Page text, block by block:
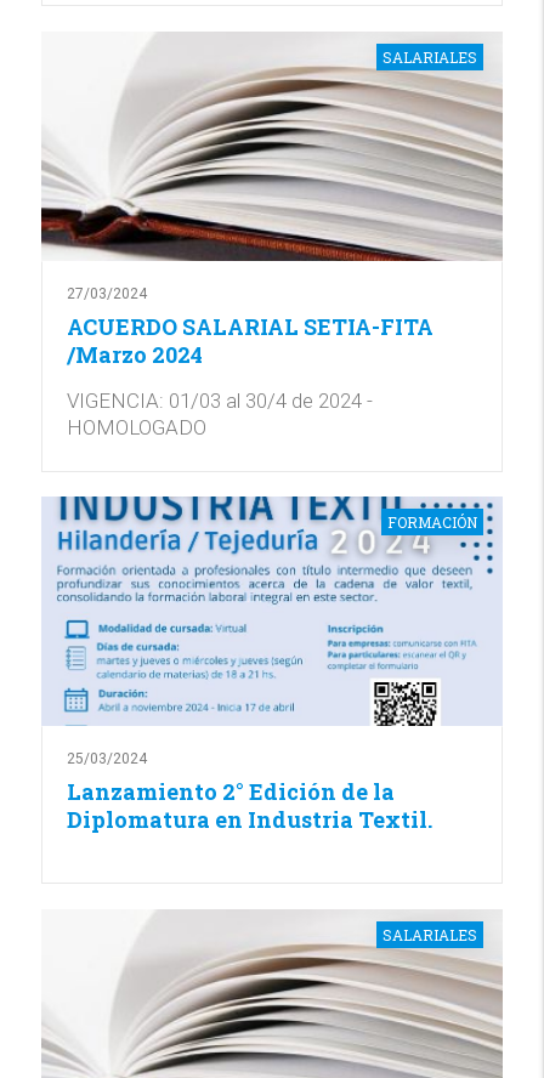
SALARIALES
27/03/2024
ACUERDO SALARIAL SETIA-FITA
/Marzo 2024
VIGENCIA: 01/03 al 30/4 de 2024 -
HOMOLOGADO
FORMACIÓN
25/03/2024
Lanzamiento 2° Edición de la
Diplomatura en Industria Textil.
SALARIALES